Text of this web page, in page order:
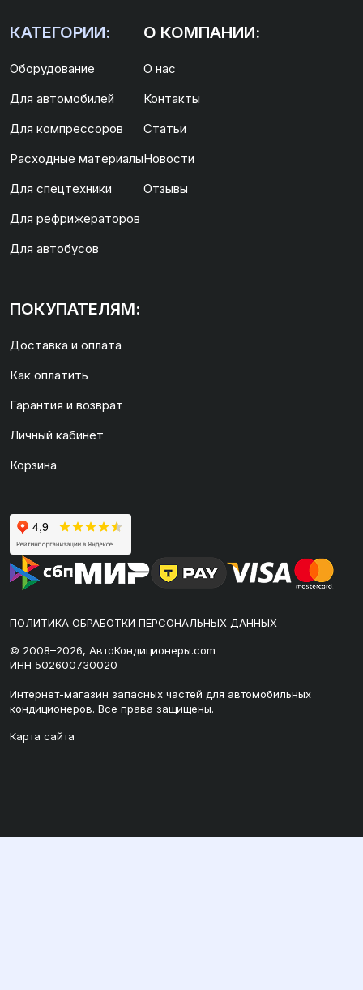
КАТЕГОРИИ:
Оборудование
Для автомобилей
Для компрессоров
Расходные материалы
Для спецтехники
Для рефрижераторов
Для автобусов
О КОМПАНИИ:
О нас
Контакты
Статьи
Новости
Отзывы
ПОКУПАТЕЛЯМ:
Доставка и оплата
Как оплатить
Гарантия и возврат
Личный кабинет
Корзина
ПОЛИТИКА ОБРАБОТКИ ПЕРСОНАЛЬНЫХ ДАННЫХ
© 2008–2026, АвтоКондиционеры.com
ИНН 502600730020
Интернет-магазин запасных частей для автомобильных
кондиционеров. Все права защищены.
Карта сайта